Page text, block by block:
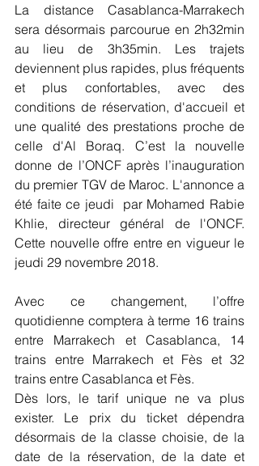
La distance Casablanca-Marrakech
sera désormais parcourue en 2h32min
au lieu de 3h35min. Les trajets
deviennent plus rapides, plus fréquents
et plus confortables, avec des
conditions de réservation, d'accueil et
une qualité des prestations proche de
celle d'Al Boraq. C’est la nouvelle
donne de l’ONCF après l’inauguration
du premier TGV de Maroc. L'annonce a
été faite ce jeudi  par Mohamed Rabie
Khlie, directeur général de l'ONCF.
Cette nouvelle offre entre en vigueur le
jeudi 29 novembre 2018.
Avec ce changement, l’offre
quotidienne comptera à terme 16 trains
entre Marrakech et Casablanca, 14
trains entre Marrakech et Fès et 32
trains entre Casablanca et Fès.
Dès lors, le tarif unique ne va plus
exister. Le prix du ticket dépendra
désormais de la classe choisie, de la
date de la réservation, de la date et